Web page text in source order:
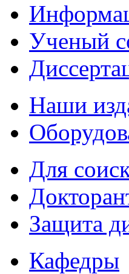
Ученый
Наши
Для
Защита
Кафедры